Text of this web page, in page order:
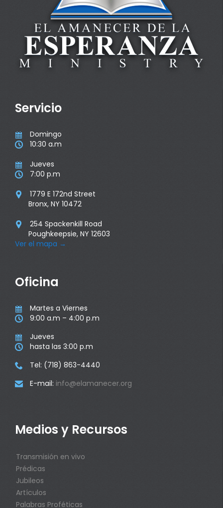
Servicio
 Domingo
 10:30 a.m
 Jueves
 7:00 p.m

1779 E 172nd Street
Bronx, NY 10472

254 Spackenkill Road
Poughkeepsie, NY 12603
Ver el mapa →
Oficina
 Martes a Viernes
 9:00 a.m – 4:00 p.m
 Jueves
 hasta las 3:00 p.m
 Tel: (718) 863-4440
 E-mail: info@elamanecer.org
Medios y Recursos
Transmisión en vivo
Prédicas
Jubileos
Artículos
Palabras Proféticas